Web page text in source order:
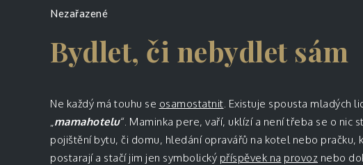
Nezařazené
Bydlet, či nebydlet sám
Ne každý má touhu se osamostatnit. Existuje spousta mladých
„mamahotelu“. Maminka pere, vaří, uklízí a není třeba se o
pojištění bytu, či domu, hledání opravářů na kotel nebo pračku,
postarají a stačí jim jen symbolický příspěvek na provoz nebo